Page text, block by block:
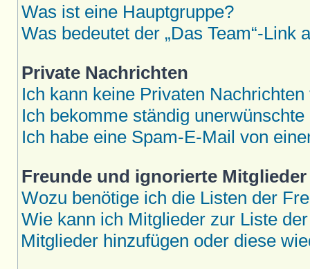
Was ist eine Hauptgruppe?
Was bedeutet der „Das Team“-Link
Private Nachrichten
Ich kann keine Privaten
Ich bekomme ständig
Ich habe eine Spam-E-Mail von
Freunde und ignorierte Mitglieder
Wozu benötige ich die Listen der
Wie kann ich Mitglieder zur Liste
Mitglieder hinzufügen oder diese